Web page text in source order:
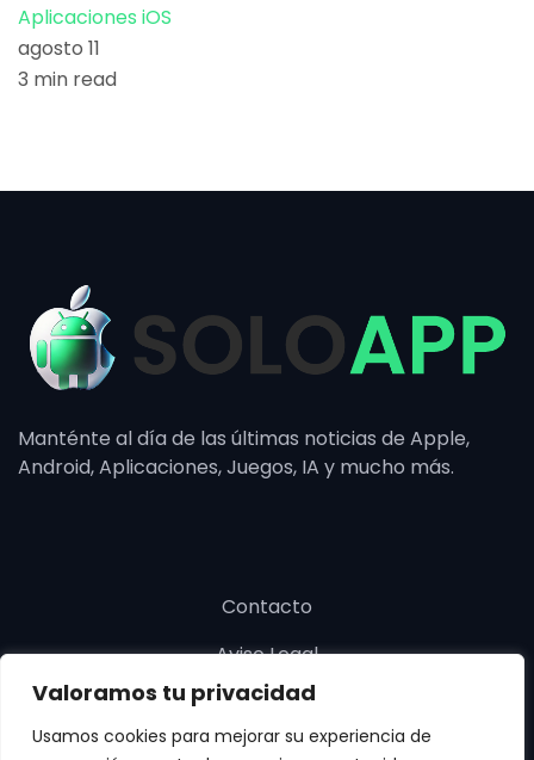
Valoramos tu privacidad
Usamos cookies para mejorar su experiencia de
Aplicaciones iOS
agosto 11
3 min read
Manténte al día de las últimas noticias de Apple,
Android, Aplicaciones, Juegos, IA y mucho más.
Contacto
Aviso Legal
Política de cookies
Política de privacidad